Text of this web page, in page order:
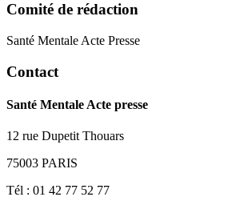
Comité de rédaction
Santé Mentale Acte Presse
Contact
Santé Mentale Acte presse
12 rue Dupetit Thouars
75003 PARIS
Tél : 01 42 77 52 77